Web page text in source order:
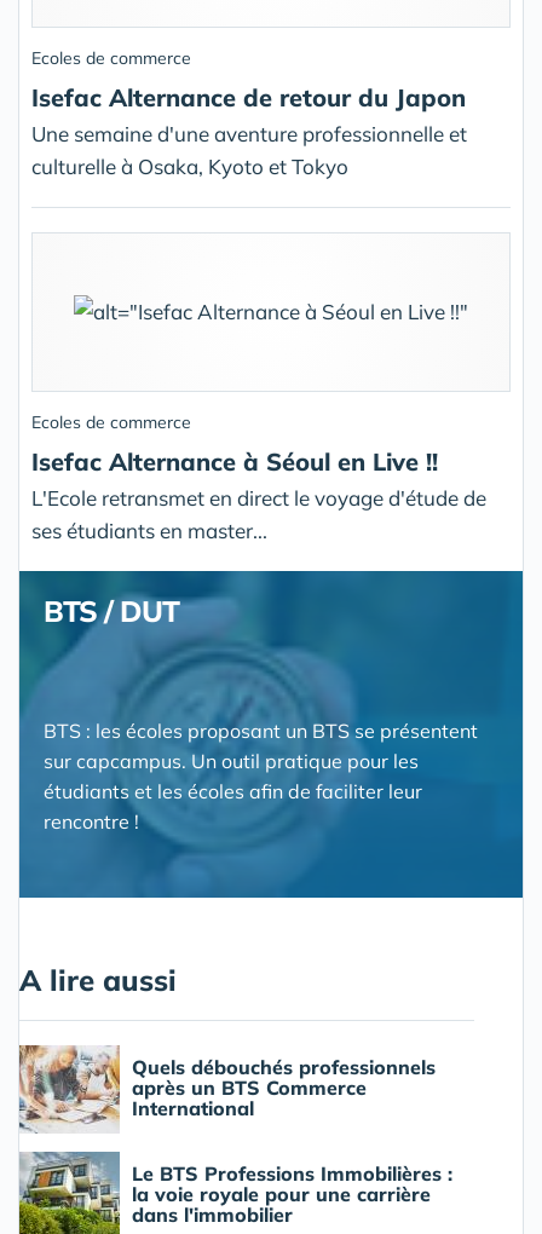
Ecoles de commerce
Isefac Alternance de retour du Japon
Une semaine d'une aventure professionnelle et
culturelle à Osaka, Kyoto et Tokyo
Ecoles de commerce
Isefac Alternance à Séoul en Live !!
L'Ecole retransmet en direct le voyage d'étude de
ses étudiants en master...
BTS / DUT
BTS : les écoles proposant un BTS se présentent
sur capcampus. Un outil pratique pour les
étudiants et les écoles afin de faciliter leur
rencontre !
A lire aussi
Quels débouchés professionnels
après un BTS Commerce
International
Le BTS Professions Immobilières :
la voie royale pour une carrière
dans l'immobilier